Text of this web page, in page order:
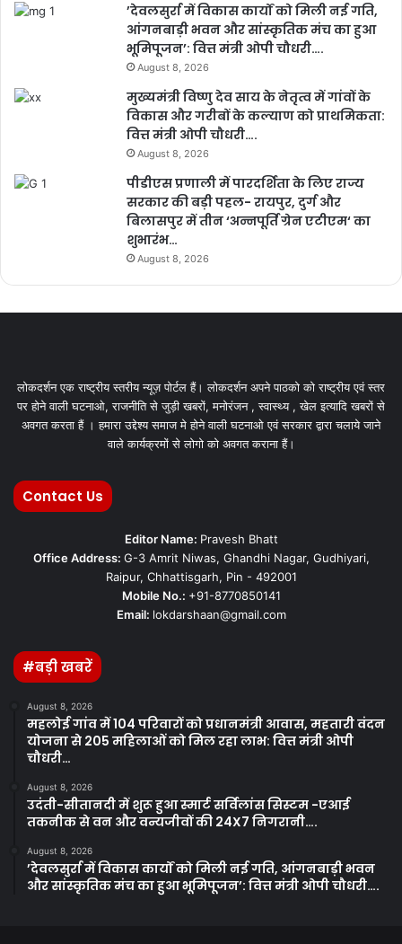
’देवलसुर्रा में विकास कार्यों को मिली नई गति,
आंगनबाड़ी भवन और सांस्कृतिक मंच का हुआ
भूमिपूजन’: वित्त मंत्री ओपी चौधरी….
August 8, 2026
मुख्यमंत्री विष्णु देव साय के नेतृत्व में गांवों के
विकास और गरीबों के कल्याण को प्राथमिकता:
वित्त मंत्री ओपी चौधरी….
August 8, 2026
पीडीएस प्रणाली में पारदर्शिता के लिए राज्य
सरकार की बड़ी पहल- रायपुर, दुर्ग और
बिलासपुर में तीन ‘अन्नपूर्ति ग्रेन एटीएम‘ का
शुभारंभ…
August 8, 2026
लोकदर्शन एक राष्ट्रीय स्तरीय न्यूज़ पोर्टल हैं। लोकदर्शन अपने पाठको को राष्ट्रीय एवं स्तर
पर होने वाली घटनाओ, राजनीति से जुड़ी खबरों, मनोरंजन , स्वास्थ्य , खेल इत्यादि खबरों से
अवगत करता हैं । हमारा उद्देश्य समाज मे होने वाली घटनाओ एवं सरकार द्वारा चलाये जाने
वाले कार्यक्रमों से लोगो को अवगत कराना हैं।
Contact Us
Editor Name: Pravesh Bhatt
Office Address: G-3 Amrit Niwas, Ghandhi Nagar, Gudhiyari,
Raipur, Chhattisgarh, Pin - 492001
Mobile No.: +91-8770850141
Email: lokdarshaan@gmail.com
#बड़ी खबरें
August 8, 2026
महलोई गांव में 104 परिवारों को प्रधानमंत्री आवास, महतारी वंदन
योजना से 205 महिलाओं को मिल रहा लाभ: वित्त मंत्री ओपी
चौधरी…
August 8, 2026
उदंती-सीतानदी में शुरू हुआ स्मार्ट सर्विलांस सिस्टम -एआई
तकनीक से वन और वन्यजीवों की 24X7 निगरानी….
August 8, 2026
’देवलसुर्रा में विकास कार्यों को मिली नई गति, आंगनबाड़ी भवन
और सांस्कृतिक मंच का हुआ भूमिपूजन’: वित्त मंत्री ओपी चौधरी….